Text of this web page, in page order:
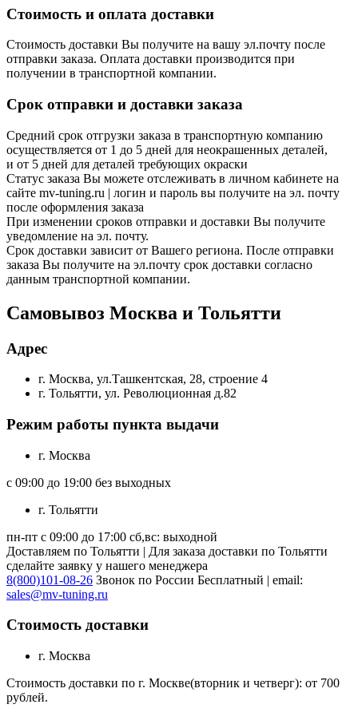
Стоимость и оплата доставки
Стоимость доставки Вы получите на вашу эл.почту после
отправки заказа. Оплата доставки производится при
получении в транспортной компании.
Срок отправки и доставки заказа
Средний срок отгрузки заказа в транспортную компанию
осуществляется от 1 до 5 дней для неокрашенных деталей,
и от 5 дней для деталей требующих окраски
Статус заказа Вы можете отслеживать в личном кабинете на
сайте mv-tuning.ru | логин и пароль вы получите на эл. почту
после оформления заказа
При изменении сроков отправки и доставки Вы получите
уведомление на эл. почту.
Срок доставки зависит от Вашего региона. После отправки
заказа Вы получите на эл.почту срок доставки согласно
данным транспортной компании.
Самовывоз Москва и Тольятти
Адрес
г. Москва, ул.Ташкентская, 28, строение 4
г. Тольятти, ул. Революционная д.82
Режим работы пункта выдачи
г. Москва
с 09:00 до 19:00 без выходных
г. Тольятти
пн-пт с 09:00 до 17:00 сб,вс: выходной
Доставляем по Тольятти | Для заказа доставки по Тольятти
сделайте заявку у нашего менеджера
8(800)101-08-26 Звонок по России Бесплатный | email:
sales@mv-tuning.ru
Стоимость доставки
г. Москва
Стоимость доставки по г. Москве(вторник и четверг): от 700
рублей.